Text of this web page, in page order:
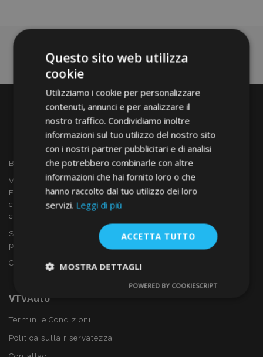
Benvenuto a VTVAUTO
VTVAUTO è rivenditore e fornitore all'ingrosso in tutta
Europa, di accessori per auto come:
copricerchi, deflettori, coprisedili, tappetini per auto,
coperchi cromati, rollbars ecc.
Sei interessato al dropshipping o vuoi diventare nostro
partner?
Contattaci oggi stesso!
VTVAuto
Termini e Condizioni
Politica sulla riservatezza
Questo sito web utilizza
cookie
Utilizziamo i cookie per personalizzare
contenuti, annunci e per analizzare il
nostro traffico. Condividiamo inoltre
informazioni sul tuo utilizzo del nostro sito
con i nostri partner pubblicitari e di analisi
che potrebbero combinarle con altre
informazioni che hai fornito loro o che
hanno raccolto dal tuo utilizzo dei loro
servizi. Leggi di più
ACCETTA TUTTO
MOSTRA DETTAGLI
Performance
POWERED BY COOKIESCRIPT